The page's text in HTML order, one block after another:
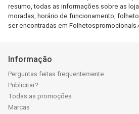
resumo, todas as informações sobre as
moradas, horário de funcionamento,
ser encontradas em
Informação
Perguntas feitas frequentemente
Publicitar?
Todas as promoções
Marcas